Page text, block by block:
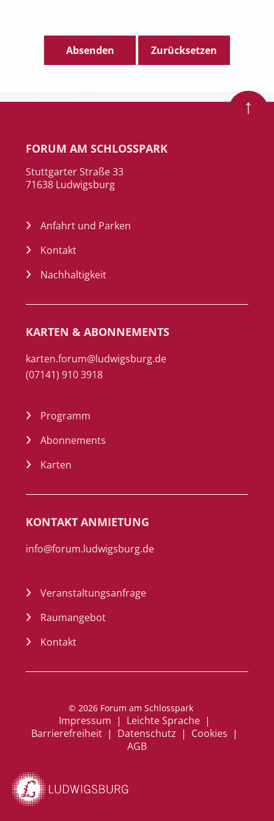
FORUM AM SCHLOSSPARK
Stuttgarter Straße 33
71638 Ludwigsburg
Anfahrt und Parken
Kontakt
Nachhaltigkeit
KARTEN & ABONNEMENTS
karten.forum@ludwigsburg.de
(07141) 910 3918
Programm
Abonnements
Karten
KONTAKT ANMIETUNG
info@forum.ludwigsburg.de
Veranstaltungsanfrage
Raumangebot
Kontakt
© 2026 Forum am Schlosspark
n
m
Impressum | Leichte Sprache |
Barrierefreiheit | Datenschutz | Cookies |
AGB